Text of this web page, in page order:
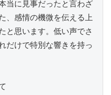
当に見事だったと言わざ
、感情の機微を伝える上
と思います。低い声でさ
だけで特別な響きを持っ